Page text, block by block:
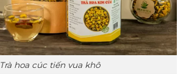
Trà hoa cúc tiến vua khô